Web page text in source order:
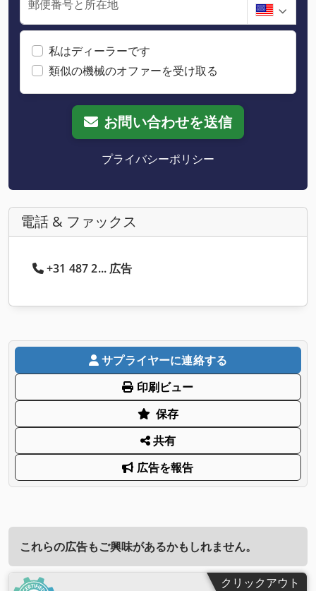
郵便番号と所在地
私はディーラーです
類似の機械のオファーを受け取る
お問い合わせを送信
プライバシーポリシー
電話 & ファックス
+31 487 2... 広告
サプライヤーに連絡する
印刷ビュー
保存
共有
広告を報告
これらの広告もご興味があるかもしれません。
クリックアウト